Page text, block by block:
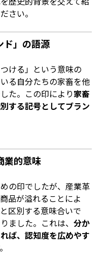
さい。
ド」の語源
ける」という意味の
る自分たちの家畜を他
た。この印により家畜
する記号としてブラン
業的意味
の印でしたが、産業革
品が溢れることによ
区別する意味合いで
ました。これは、分か
ば、認知度を広めやす